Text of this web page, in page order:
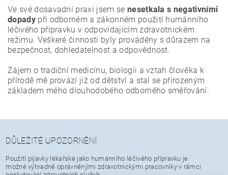
Ve své dosavadní praxi jsem se nesetkala s negativními
dopady při odborném a zákonném použití humánního
léčivého přípravku v odpovídajícím zdravotnickém
režimu. Veškeré činnosti byly prováděny s důrazem na
bezpečnost, dohledatelnost a odpovědnost.
Zájem o tradiční medicínu, biologii a vztah člověka k
přírodě mě provází již od dětství a stal se přirozeným
základem mého dlouhodobého odborného směřování.
DŮLEŽITÉ UPOZORNĚNÍ
Použití pijavky lékařské jako humánního léčivého přípravku je
možné výhradně oprávněnými zdravotnickými pracovníky v rámci